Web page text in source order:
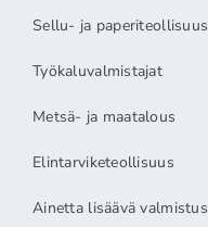
Sellu- ja paperiteollisuus
Työkaluvalmistajat
Metsä- ja maatalous
Elintarviketeollisuus
Ainetta lisäävä valmistus